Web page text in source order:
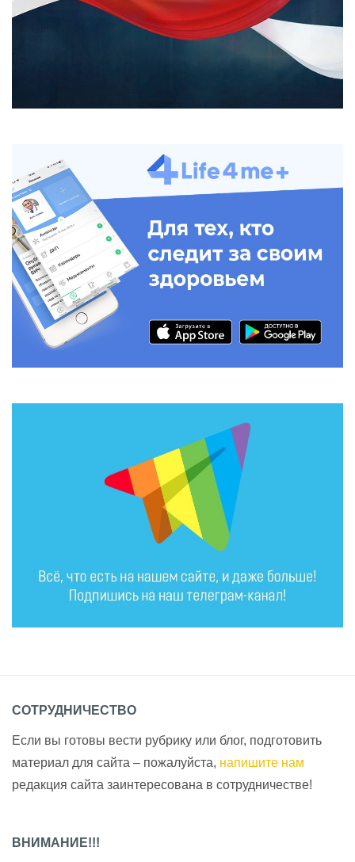
СОТРУДНИЧЕСТВО
Если вы готовы вести рубрику или блог, подготовить
материал для сайта – пожалуйста, напишите нам
редакция сайта заинтересована в сотрудничестве!
ВНИМАНИЕ!!!